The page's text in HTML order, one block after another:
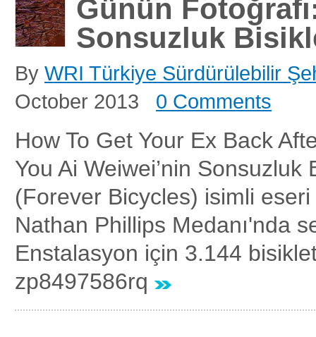
Günün
Sonsuzluk
By WRI Türkiye Sürdürülebilir
October 2013
0 Comments
How To Get Your Ex Back
You Ai Weiwei’nin Sonsuzluk
(Forever Bicycles) isimli
Nathan Phillips Medanı'nda
Enstalasyon için 3.144
zp8497586rq